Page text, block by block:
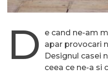
D e cand ne-am
apar provocari
Designul casei
ceea ce ne-a si